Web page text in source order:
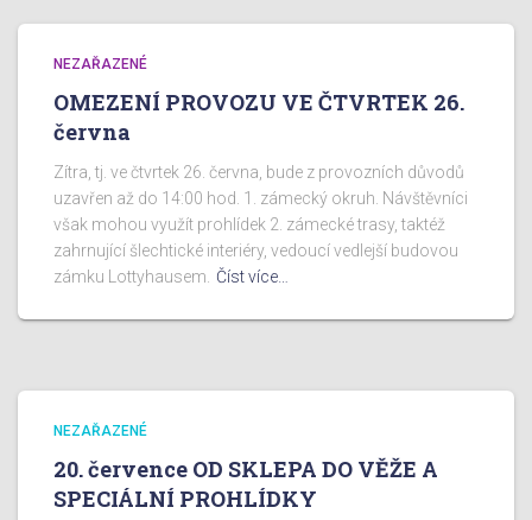
NEZAŘAZENÉ
OMEZENÍ PROVOZU VE ČTVRTEK 26.
června
Zítra, tj. ve čtvrtek 26. června, bude z provozních důvodů
uzavřen až do 14:00 hod. 1. zámecký okruh. Návštěvníci
však mohou využít prohlídek 2. zámecké trasy, taktéž
zahrnující šlechtické interiéry, vedoucí vedlejší budovou
zámku Lottyhausem.
Číst více…
NEZAŘAZENÉ
20. července OD SKLEPA DO VĚŽE A
SPECIÁLNÍ PROHLÍDKY